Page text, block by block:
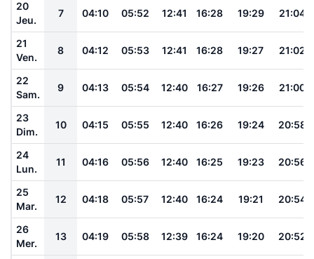
20
Jeu.
7 04:10 05:52 12:41 16:28 19:29 21:04
21
Ven.
8 04:12 05:53 12:41 16:28 19:27 21:02
22
Sam.
9 04:13 05:54 12:40 16:27 19:26 21:00
23
Dim.
10 04:15 05:55 12:40 16:26 19:24 20:58
24
Lun.
11 04:16 05:56 12:40 16:25 19:23 20:56
25
Mar.
12 04:18 05:57 12:40 16:24 19:21 20:54
26
Mer.
13 04:19 05:58 12:39 16:24 19:20 20:52